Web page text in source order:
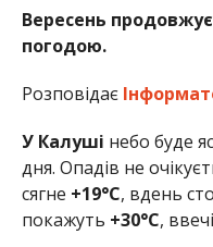
Вересень
погодою.
Розповідає
У Калуші небо буде
дня. Опадів не
сягне +19°C, вдень
покажуть +30°C,